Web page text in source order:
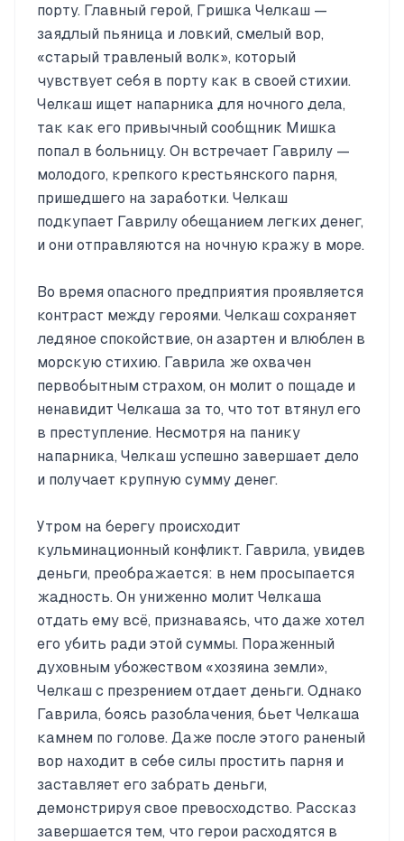
порту. Главный герой, Гришка Челкаш —
заядлый пьяница и ловкий, смелый вор,
«старый травленый волк», который
чувствует себя в порту как в своей стихии.
Челкаш ищет напарника для ночного дела,
так как его привычный сообщник Мишка
попал в больницу. Он встречает Гаврилу —
молодого, крепкого крестьянского парня,
пришедшего на заработки. Челкаш
подкупает Гаврилу обещанием легких денег,
и они отправляются на ночную кражу в море.
Во время опасного предприятия проявляется
контраст между героями. Челкаш сохраняет
ледяное спокойствие, он азартен и влюблен в
морскую стихию. Гаврила же охвачен
первобытным страхом, он молит о пощаде и
ненавидит Челкаша за то, что тот втянул его
в преступление. Несмотря на панику
напарника, Челкаш успешно завершает дело
и получает крупную сумму денег.
Утром на берегу происходит
кульминационный конфликт. Гаврила, увидев
деньги, преображается: в нем просыпается
жадность. Он униженно молит Челкаша
отдать ему всё, признаваясь, что даже хотел
его убить ради этой суммы. Пораженный
духовным убожеством «хозяина земли»,
Челкаш с презрением отдает деньги. Однако
Гаврила, боясь разоблачения, бьет Челкаша
камнем по голове. Даже после этого раненый
вор находит в себе силы простить парня и
заставляет его забрать деньги,
демонстрируя свое превосходство. Рассказ
завершается тем, что герои расходятся в